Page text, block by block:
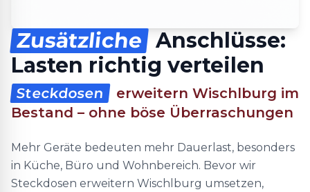
Zusätzliche Anschlüsse:
Lasten richtig verteilen
Steckdosen
erweitern Wischlburg im
Bestand – ohne böse Überraschungen
Mehr Geräte bedeuten mehr Dauerlast, besonders
in Küche, Büro und Wohnbereich. Bevor wir
Steckdosen erweitern Wischlburg umsetzen,